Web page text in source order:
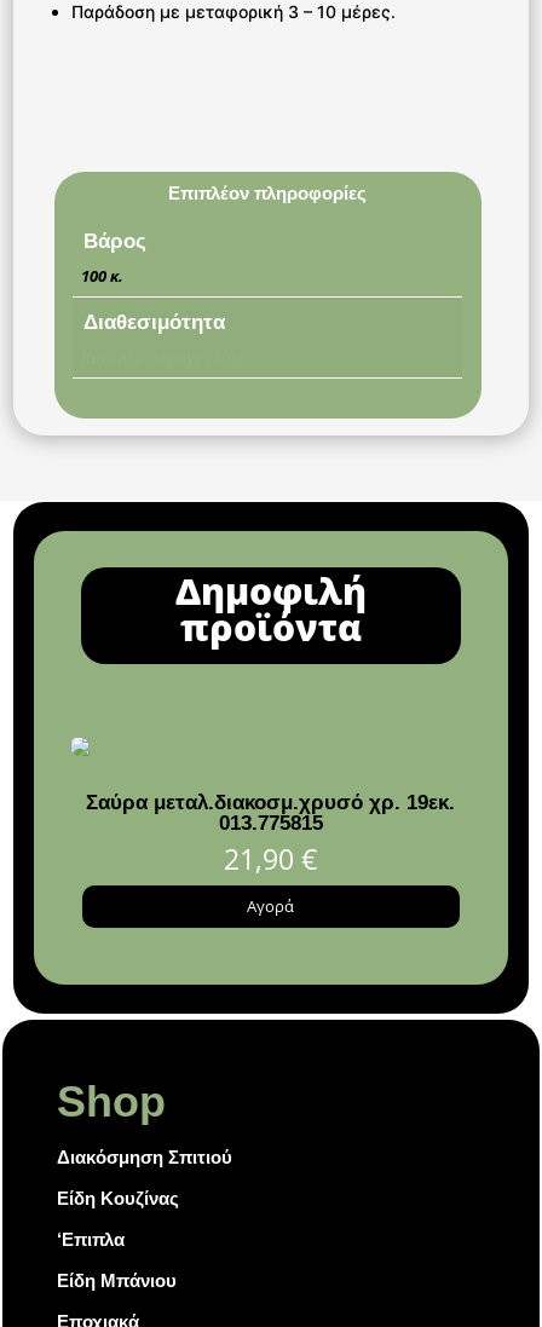
Παράδοση με μεταφορική 3 – 10 μέρες.
Επιπλέον πληροφορίες
Βάρος
100 κ.
Διαθεσιμότητα
Δημοφιλή
προϊόντα
Σαύρα μεταλ.διακοσμ.χρυσό χρ. 19εκ.
013.775815
21,90 €
Αγορά
Shop
Διακόσμηση Σπιτιού
Είδη Κουζίνας
‘Επιπλα
Είδη Μπάνιου
Εποχιακά